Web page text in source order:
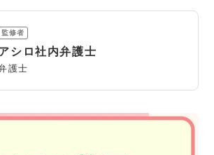
弁護士の方へ
監修者
シロ社内弁護士
護士